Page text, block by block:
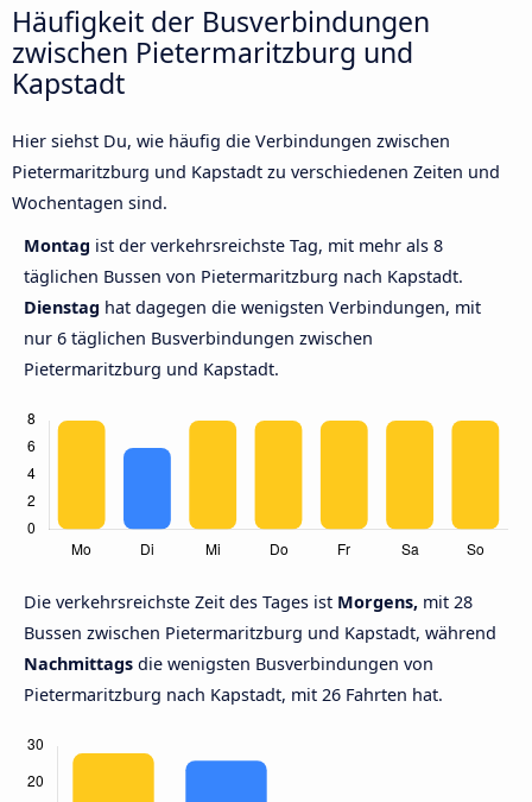
Häufigkeit der Busverbindungen
zwischen Pietermaritzburg und
Kapstadt
Hier siehst Du, wie häufig die Verbindungen zwischen
Pietermaritzburg und Kapstadt zu verschiedenen Zeiten und
Wochentagen sind.
Montag ist der verkehrsreichste Tag, mit mehr als 8
täglichen Bussen von Pietermaritzburg nach Kapstadt.
Dienstag hat dagegen die wenigsten Verbindungen, mit
nur 6 täglichen Busverbindungen zwischen
Pietermaritzburg und Kapstadt.
Die verkehrsreichste Zeit des Tages ist Morgens, mit 28
Bussen zwischen Pietermaritzburg und Kapstadt, während
Nachmittags die wenigsten Busverbindungen von
Pietermaritzburg nach Kapstadt, mit 26 Fahrten hat.